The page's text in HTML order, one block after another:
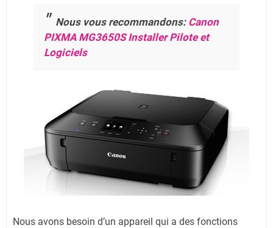
Nous vous recommandons: Canon
PIXMA MG3650S Installer Pilote et
Logiciels
Nous avons besoin d’un appareil qui a des fonctions